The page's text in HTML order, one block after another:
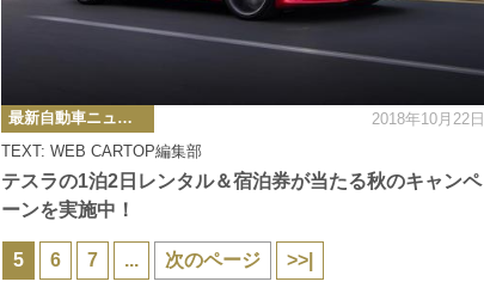
テスラの1泊2日レンタル＆宿泊券が当たる秋のキャンペ
ーンを実施中！
TEXT: WEB CARTOP編集部
カ
テ
ゴ
リ
ー
最新自動車ニュース 2018年10月22日
5 6 7 ... 次のページ >>|